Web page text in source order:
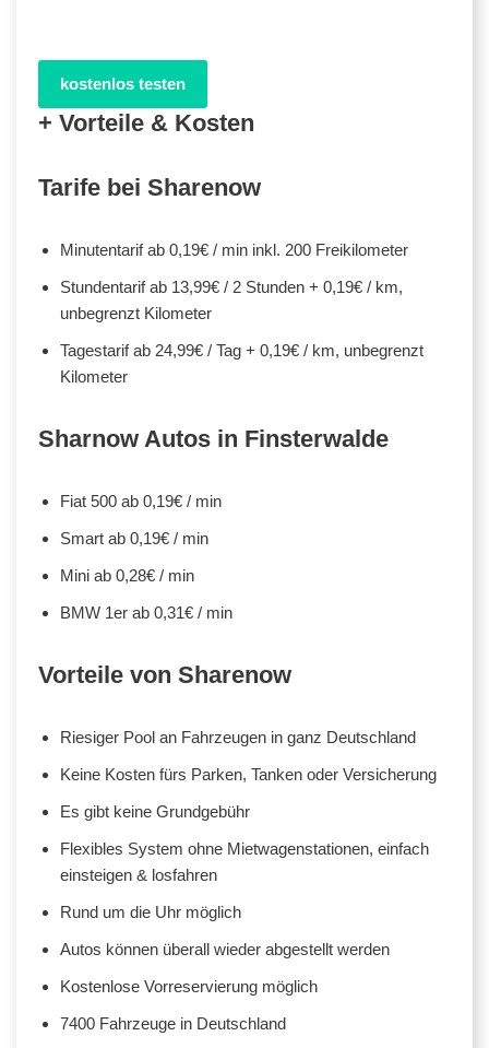
kostenlos testen
+ Vorteile & Kosten
Tarife bei Sharenow
Minutentarif ab 0,19€ / min inkl. 200 Freikilometer
Stundentarif ab 13,99€ / 2 Stunden + 0,19€ / km,
unbegrenzt Kilometer
Tagestarif ab 24,99€ / Tag + 0,19€ / km, unbegrenzt
Kilometer
Sharnow Autos in Finsterwalde
Fiat 500 ab 0,19€ / min
Smart ab 0,19€ / min
Mini ab 0,28€ / min
BMW 1er ab 0,31€ / min
Vorteile von Sharenow
Riesiger Pool an Fahrzeugen in ganz Deutschland
Keine Kosten fürs Parken, Tanken oder Versicherung
Es gibt keine Grundgebühr
Flexibles System ohne Mietwagenstationen, einfach
einsteigen & losfahren
Rund um die Uhr möglich
Autos können überall wieder abgestellt werden
Kostenlose Vorreservierung möglich
7400 Fahrzeuge in Deutschland